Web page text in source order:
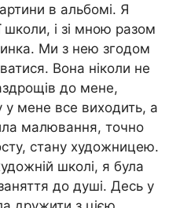
в альбомі. Я
і зі мною разом
Ми з нею згодом
Вона ніколи не
до мене,
мене все виходить, а
малювання, точно
стану художницею.
школі, я була
до душі. Десь у